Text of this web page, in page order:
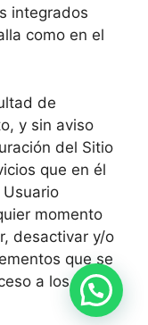
integrados
como en el
de
y sin aviso
del Sitio
que en él
momento
desactivar y/o
que se
a los